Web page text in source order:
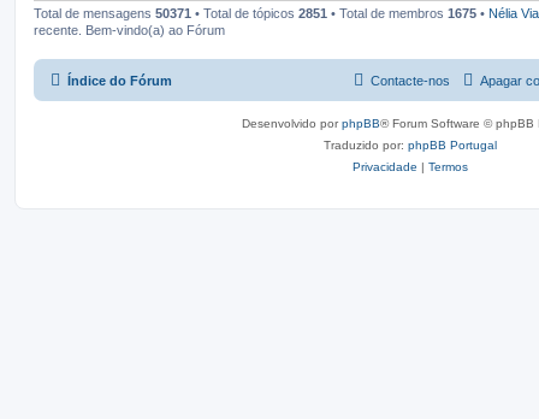
Total de mensagens 50371 • Total de tópicos 2851 • Total de membros 1675 • Nélia
recente. Bem-vindo(a) ao Fórum
Índice do Fórum Apagar
Contacte-nos
Desenvolvido porphpBB® Forum Software © phpBB
Traduzido por: phpBB Portugal
Privacidade | Termos